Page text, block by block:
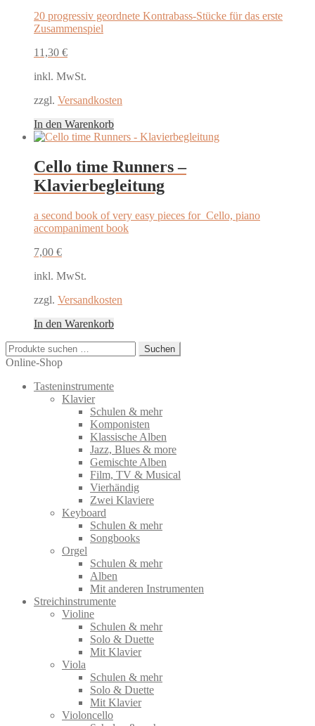
20 progressiv geordnete Kontrabass-Stücke für das erste
Zusammenspiel
11,30 €
inkl. MwSt.
zzgl. Versandkosten
In den Warenkorb
Cello time Runners –
Klavierbegleitung
a second book of very easy pieces for Cello, piano
accompaniment book
7,00 €
inkl. MwSt.
zzgl. Versandkosten
In den Warenkorb
Suchen
nach:
Suchen
Online-Shop
Tasteninstrumente
Klavier
Schulen & mehr
Komponisten
Klassische Alben
Jazz, Blues & more
Gemischte Alben
Film, TV & Musical
Vierhändig
Zwei Klaviere
Keyboard
Schulen & mehr
Songbooks
Orgel
Schulen & mehr
Alben
Mit anderen Instrumenten
Streichinstrumente
Violine
Schulen & mehr
Solo & Duette
Mit Klavier
Viola
Schulen & mehr
Solo & Duette
Mit Klavier
Violoncello